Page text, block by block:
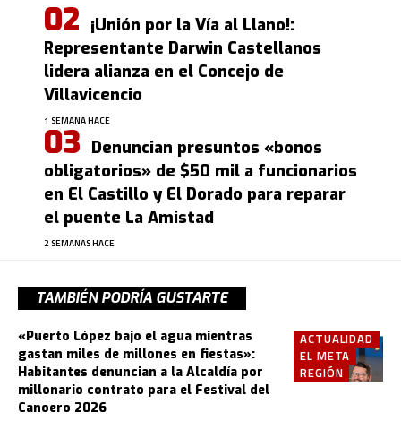
¡Unión por la Vía al Llano!:
Representante Darwin Castellanos
lidera alianza en el Concejo de
Villavicencio
1 SEMANA HACE
Denuncian presuntos «bonos
obligatorios» de $50 mil a funcionarios
en El Castillo y El Dorado para reparar
el puente La Amistad
2 SEMANAS HACE
TAMBIÉN PODRÍA GUSTARTE
ACTUALIDAD
EL META
REGIÓN
«Puerto López bajo el agua mientras
gastan miles de millones en fiestas»:
Habitantes denuncian a la Alcaldía por
millonario contrato para el Festival del
Canoero 2026